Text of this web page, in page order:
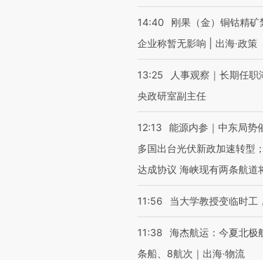
14:40
刚果（金）铜钴精
企业称暂无影响 | 出海·政策
13:25
人事观察｜长期任职
央政研室副主任
12:13
能源内参｜中东局势
多国出台光伏新政加速转型
达成协议 海峡现有两条航道
11:56 当大学教授变临时工
11:38
海杰航运：今夏北极
条船、8航次｜出海·物流